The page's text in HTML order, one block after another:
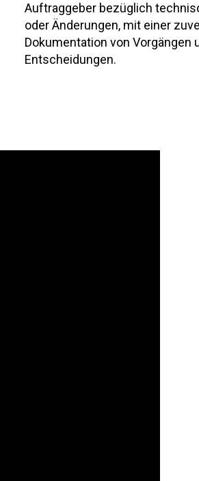
Auftraggeber bezüglich
oder Änderungen, mit einer
Dokumentation von Vorgängen
Entscheidungen.